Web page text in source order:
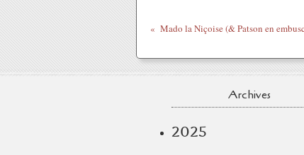
Archives
2025